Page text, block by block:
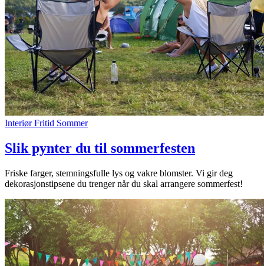
Interiør Fritid Sommer
Slik pynter du til sommerfesten
Friske farger, stemningsfulle lys og vakre blomster. Vi gir deg
dekorasjonstipsene du trenger når du skal arrangere sommerfest!